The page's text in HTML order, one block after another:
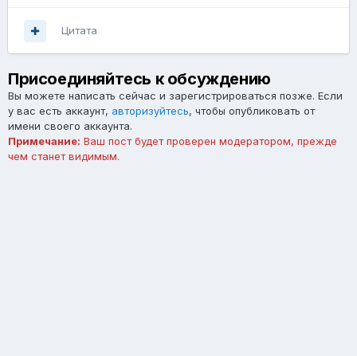
Цитата
Присоединяйтесь к обсуждению
Вы можете написать сейчас и зарегистрироваться позже. Если
у вас есть аккаунт, авторизуйтесь, чтобы опубликовать от
имени своего аккаунта.
Примечание: Ваш пост будет проверен модератором, прежде
чем станет видимым.